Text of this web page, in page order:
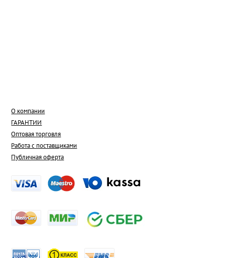
О компании
ГАРАНТИИ
Оптовая торговля
Работа с поставщиками
Публичная оферта